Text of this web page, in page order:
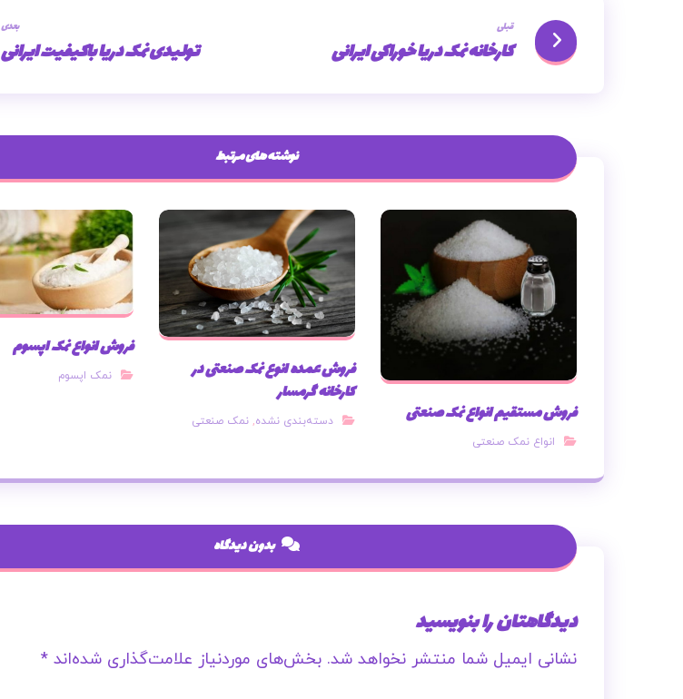
قبلی
کارخانه نمک دریا خوراکی ایرانی
بعدی
تولیدی نمک دریا باکیفیت ایرانی
نوشته های مرتبط
فروش مستقیم انواع نمک صنعتی
انواع نمک صنعتی
فروش عمده انوع نمک صنعتی در
کارخانه گرمسار
دسته‌بندی نشده,نمک صنعتی
فروش انواع نمک اپسوم
نمک اپسوم
بدون دیدگاه
دیدگاهتان را بنویسید
نشانی ایمیل شما منتشر نخواهد شد. بخش‌های موردنیاز علامت‌گذاری شده‌اند *